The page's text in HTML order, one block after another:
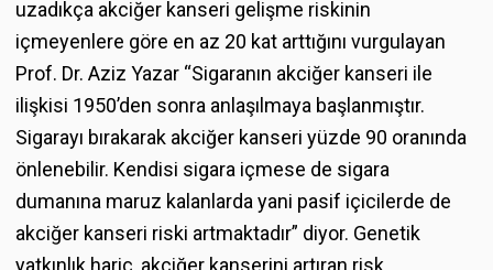
uzadıkça akciğer kanseri gelişme riskinin
içmeyenlere göre en az 20 kat arttığını vurgulayan
Prof. Dr. Aziz Yazar “Sigaranın akciğer kanseri ile
ilişkisi 1950’den sonra anlaşılmaya başlanmıştır.
Sigarayı bırakarak akciğer kanseri yüzde 90 oranında
önlenebilir. Kendisi sigara içmese de sigara
dumanına maruz kalanlarda yani pasif içicilerde de
akciğer kanseri riski artmaktadır” diyor. Genetik
yatkınlık hariç, akciğer kanserini artıran risk